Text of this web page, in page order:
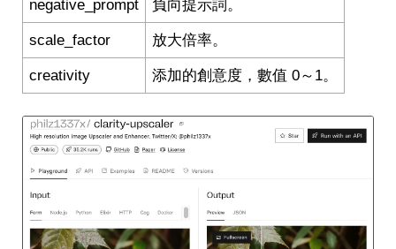
negative_prompt 負向提示詞。
scale_factor 放大倍率。
creativity 添加的創意度，數值 0～1。